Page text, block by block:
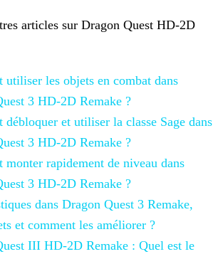
articles sur Dragon Quest HD-2D
utiliser les objets en combat dans
3 HD-2D Remake ?
débloquer et utiliser la classe Sage dans
3 HD-2D Remake ?
monter rapidement de niveau dans
3 HD-2D Remake ?
dans Dragon Quest 3 Remake,
et comment les améliorer ?
III HD-2D Remake : Quel est le